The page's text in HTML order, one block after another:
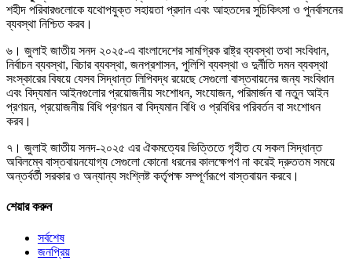
শহীদ পরিবারগুলোকে যথোপযুক্ত সহায়তা প্রদান এবং আহতদের সুচিকিৎসা ও পুনর্বাসনের
ব্যবস্থা নিশ্চিত করব।
৬। জুলাই জাতীয় সনদ ২০২৫-এ বাংলাদেশের সামগ্রিক রাষ্ট্র ব্যবস্থা তথা সংবিধান,
নির্বাচন ব্যবস্থা, বিচার ব্যবস্থা, জনপ্রশাসন, পুলিশি ব্যবস্থা ও দুর্নীতি দমন ব্যবস্থা
সংস্কারের বিষয়ে যেসব সিদ্ধান্ত লিপিবদ্ধ রয়েছে সেগুলো বাস্তবায়নের জন্য সংবিধান
এবং বিদ্যমান আইনগুলোর প্রয়োজনীয় সংশোধন, সংযোজন, পরিমার্জন বা নতুন আইন
প্রণয়ন, প্রয়োজনীয় বিধি প্রণয়ন বা বিদ্যমান বিধি ও প্রবিধির পরিবর্তন বা সংশোধন
করব।
৭। জুলাই জাতীয় সনদ-২০২৫ এর ঐকমত্যের ভিত্তিতে গৃহীত যে সকল সিদ্ধান্ত
অবিলম্বে বাস্তবায়নযোগ্য সেগুলো কোনো ধরনের কালক্ষেপণ না করেই দ্রুততম সময়ে
অন্তর্বর্তী সরকার ও অন্যান্য সংশ্লিষ্ট কর্তৃপক্ষ সম্পূর্ণরূপে বাস্তবায়ন করবে।
শেয়ার করুন
সর্বশেষ
জনপ্রিয়